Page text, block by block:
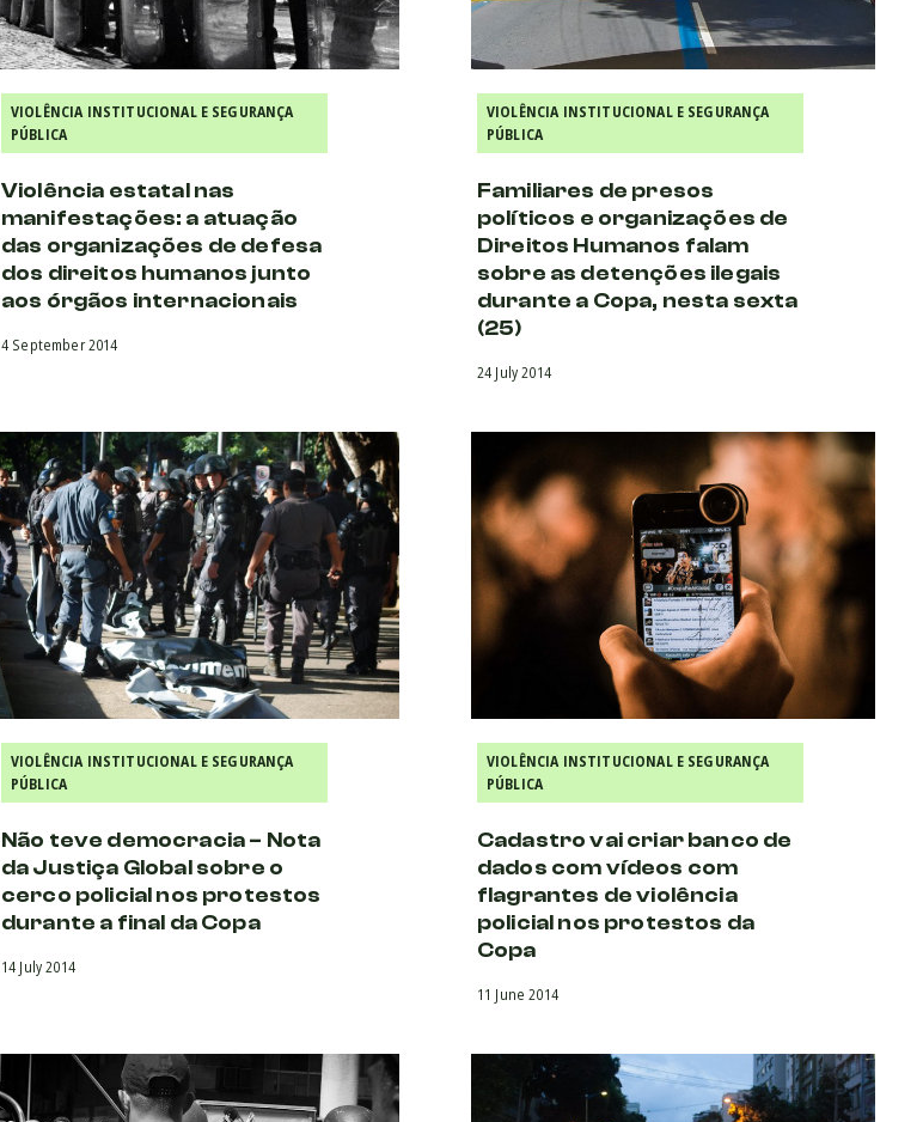
VIOLÊNCIA INSTITUCIONAL E SEGURANÇA
PÚBLICA
Violência estatal nas
manifestações: a atuação
das organizações de defesa
dos direitos humanos junto
aos órgãos internacionais
4 September 2014
VIOLÊNCIA INSTITUCIONAL E SEGURANÇA
PÚBLICA
Familiares de presos
políticos e organizações de
Direitos Humanos falam
sobre as detenções ilegais
durante a Copa, nesta sexta
(25)
24 July 2014
VIOLÊNCIA INSTITUCIONAL E SEGURANÇA
PÚBLICA
Não teve democracia – Nota
da Justiça Global sobre o
cerco policial nos protestos
durante a final da Copa
14 July 2014
VIOLÊNCIA INSTITUCIONAL E SEGURANÇA
PÚBLICA
Cadastro vai criar banco de
dados com vídeos com
flagrantes de violência
policial nos protestos da
Copa
11 June 2014